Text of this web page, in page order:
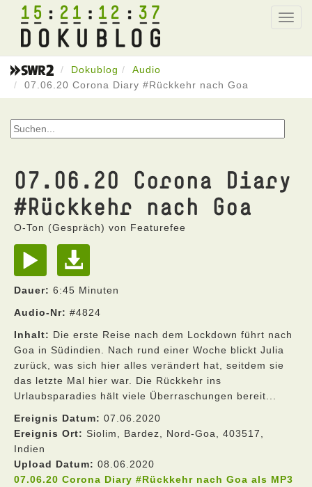
15 21 12 37
Dokublog
Audio
07.06.20 Corona Diary #Rückkehr nach Goa
07.06.20 Corona Diary
#Rückkehr nach Goa
O-Ton (Gespräch) von Featurefee
Dauer: 6:45 Minuten
Audio-Nr: #4824
Inhalt: Die erste Reise nach dem Lockdown führt nach
Goa in Südindien. Nach rund einer Woche blickt Julia
zurück, was sich hier alles verändert hat, seitdem sie
das letzte Mal hier war. Die Rückkehr ins
Urlaubsparadies hält viele Überraschungen bereit...
Ereignis Datum: 07.06.2020
Ereignis Ort: Siolim, Bardez, Nord-Goa, 403517,
Indien
Upload Datum: 08.06.2020
07.06.20 Corona Diary #Rückkehr nach Goa als MP3